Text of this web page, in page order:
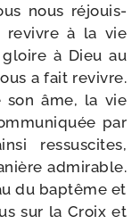
nous réjouis­
revivre à la vie
gloire à Dieu au
a fait revivre.
son âme, la vie
par
res­sus­cites,
admi­rable.
du bap­tême et
sur la Croix et